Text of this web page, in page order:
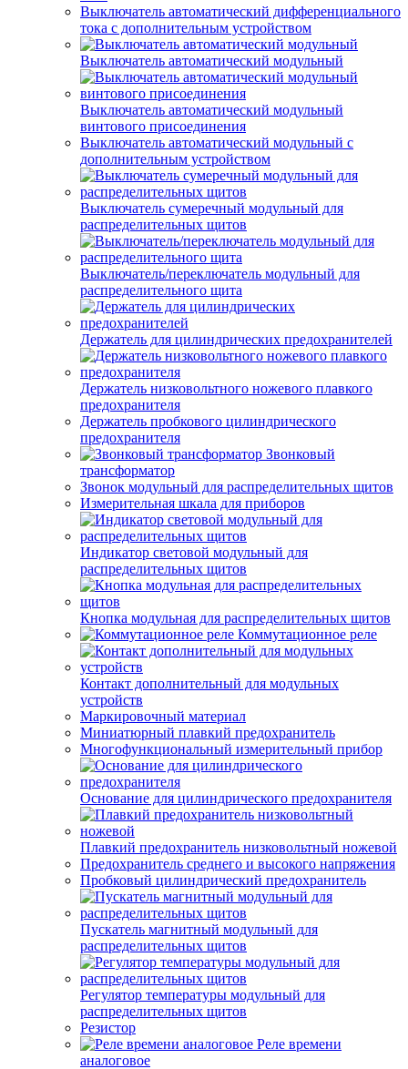
Выключатель автоматический дифференциального
тока с дополнительным устройством
Выключатель автоматический модульный
Выключатель автоматический модульный
винтового присоединения
Выключатель автоматический модульный с
дополнительным устройством
Выключатель сумеречный модульный для
распределительных щитов
Выключатель/переключатель модульный для
распределительного щита
Держатель для цилиндрических предохранителей
Держатель низковольтного ножевого плавкого
предохранителя
Держатель пробкового цилиндрического
предохранителя
Звонковый
трансформатор
Звонок модульный для распределительных щитов
Измерительная шкала для приборов
Индикатор световой модульный для
распределительных щитов
Кнопка модульная для распределительных щитов
Коммутационное реле
Контакт дополнительный для модульных
устройств
Маркировочный материал
Миниатюрный плавкий предохранитель
Многофункциональный измерительный прибор
Основание для цилиндрического предохранителя
Плавкий предохранитель низковольтный ножевой
Предохранитель среднего и высокого напряжения
Пробковый цилиндрический предохранитель
Пускатель магнитный модульный для
распределительных щитов
Регулятор температуры модульный для
распределительных щитов
Резистор
Реле времени
аналоговое